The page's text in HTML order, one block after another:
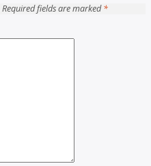
Required fields are marked*